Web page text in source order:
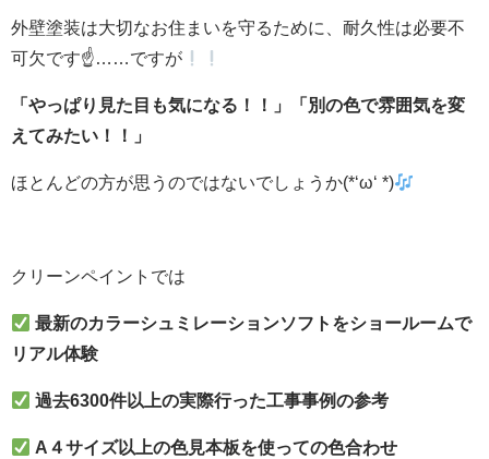
外壁塗装は大切なお住まいを守るために、耐久性は必要不
可欠です☝……ですが
「やっぱり見た目も気になる！！」「別の色で雰囲気を変
えてみたい！！」
ほとんどの方が思うのではないでしょうか(*‘ω‘ *)
クリーンペイントでは
最新のカラーシュミレーションソフトをショールームで
リアル体験
過去6300件以上の実際行った工事事例の参考
A４サイズ以上の色見本板を使っての色合わせ